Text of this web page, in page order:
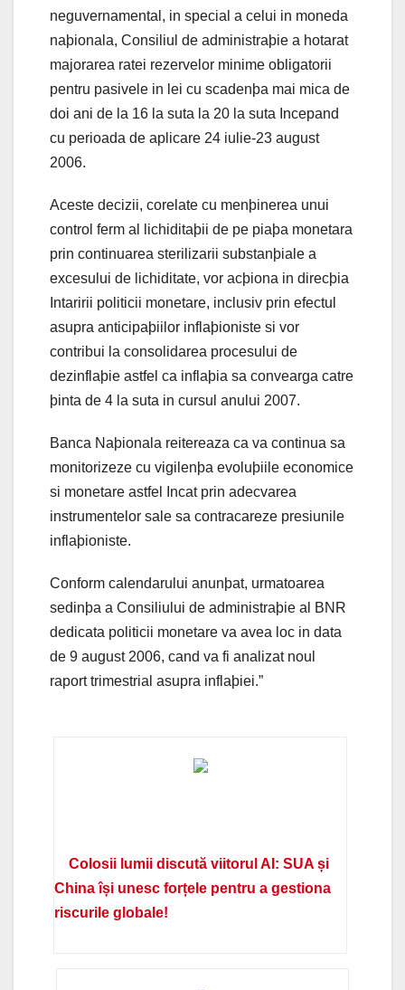
neguvernamental, in special a celui in moneda
naþionala, Consiliul de administraþie a hotarat
majorarea ratei rezervelor minime obligatorii
pentru pasivele in lei cu scadenþa mai mica de
doi ani de la 16 la suta la 20 la suta Incepand
cu perioada de aplicare 24 iulie-23 august
2006.
Aceste decizii, corelate cu menþinerea unui
control ferm al lichiditaþii de pe piaþa monetara
prin continuarea sterilizarii substanþiale a
excesului de lichiditate, vor acþiona in direcþia
Intaririi politicii monetare, inclusiv prin efectul
asupra anticipaþiilor inflaþioniste si vor
contribui la consolidarea procesului de
dezinflaþie astfel ca inflaþia sa convearga catre
þinta de 4 la suta in cursul anului 2007.
Banca Naþionala reitereaza ca va continua sa
monitorizeze cu vigilenþa evoluþiile economice
si monetare astfel Incat prin adecvarea
instrumentelor sale sa contracareze presiunile
inflaþioniste.
Conform calendarului anunþat, urmatoarea
sedinþa a Consiliului de administraþie al BNR
dedicata politicii monetare va avea loc in data
de 9 august 2006, cand va fi analizat noul
raport trimestrial asupra inflaþiei.”
Colosii lumii discută viitorul AI: SUA și
China își unesc forțele pentru a gestiona
riscurile globale!